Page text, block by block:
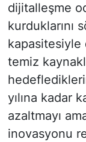
dijitalleşme
kurduklarını
kapasitesiyle
temiz
yılına kadar
azaltmayı
inovasyonu